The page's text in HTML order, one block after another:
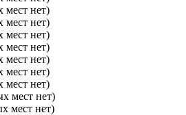
мест нет)
мест нет)
мест нет)
мест нет)
мест нет)
мест нет)
мест нет)
мест нет)
мест нет)